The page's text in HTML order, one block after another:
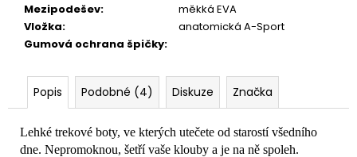
Mezipodešev:
měkká EVA
Vložka:
anatomická A-Sport
Gumová ochrana špičky:
Popis Podobné (4) Diskuze Značka
Lehké trekové boty, ve kterých utečete od starostí všedního
dne. Nepromoknou, šetří vaše klouby a je na ně spoleh.